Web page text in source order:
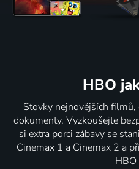
HBO
Stovky nejnovějších
dokumenty. Vyzkoušejte
si extra porci zábavy se
Cinemax 1 a Cinemax 2 a
HBO